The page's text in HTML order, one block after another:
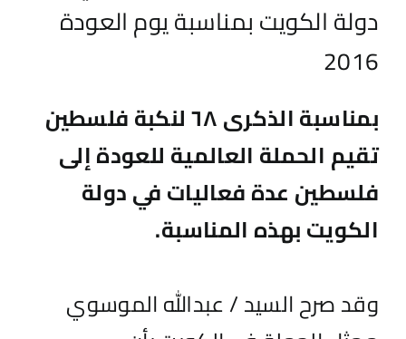
دولة الكويت بمناسبة يوم العودة
2016
بمناسبة الذكرى ٦٨ لنكبة فلسطين
تقيم الحملة العالمية للعودة إلى
فلسطين عدة فعاليات في دولة
الكويت بهذه المناسبة.
وقد صرح السيد / عبدالله الموسوي